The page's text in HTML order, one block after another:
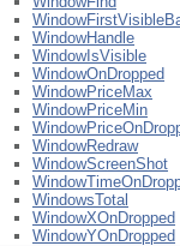
WindowHandle
WindowIsVisible
WindowOnDropped
WindowPriceMax
WindowPriceMin
WindowRedraw
WindowScreenShot
WindowsTotal
WindowXOnDropped
WindowYOnDropped